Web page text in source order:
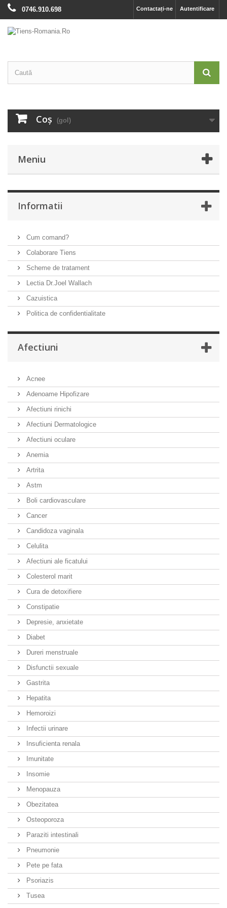
Autentificare
Contactați-ne
0746.910.698
Coş (gol)
Meniu
Informatii
Cum comand?
Colaborare Tiens
Scheme de tratament
Lectia Dr.Joel Wallach
Cazuistica
Politica de confidentialitate
Afectiuni
Acnee
Adenoame Hipofizare
Afectiuni rinichi
Afectiuni Dermatologice
Afectiuni oculare
Anemia
Artrita
Astm
Boli cardiovasculare
Cancer
Candidoza vaginala
Celulita
Afectiuni ale ficatului
Colesterol marit
Cura de detoxifiere
Constipatie
Depresie, anxietate
Diabet
Dureri menstruale
Disfunctii sexuale
Gastrita
Hepatita
Hemoroizi
Infectii urinare
Insuficienta renala
Imunitate
Insomie
Menopauza
Obezitatea
Osteoporoza
Paraziti intestinali
Pneumonie
Pete pe fata
Psoriazis
Tusea